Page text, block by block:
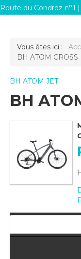
Route du Condroz n°1
Vous êtes ici :
BH ATOM CROSS
BH ATOM JET
BH